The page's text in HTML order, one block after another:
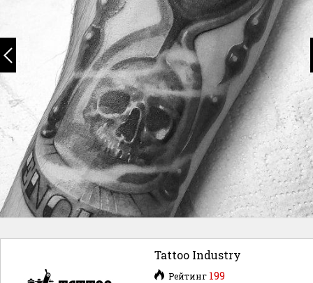
Tattoo Industry
Рейтинг 199